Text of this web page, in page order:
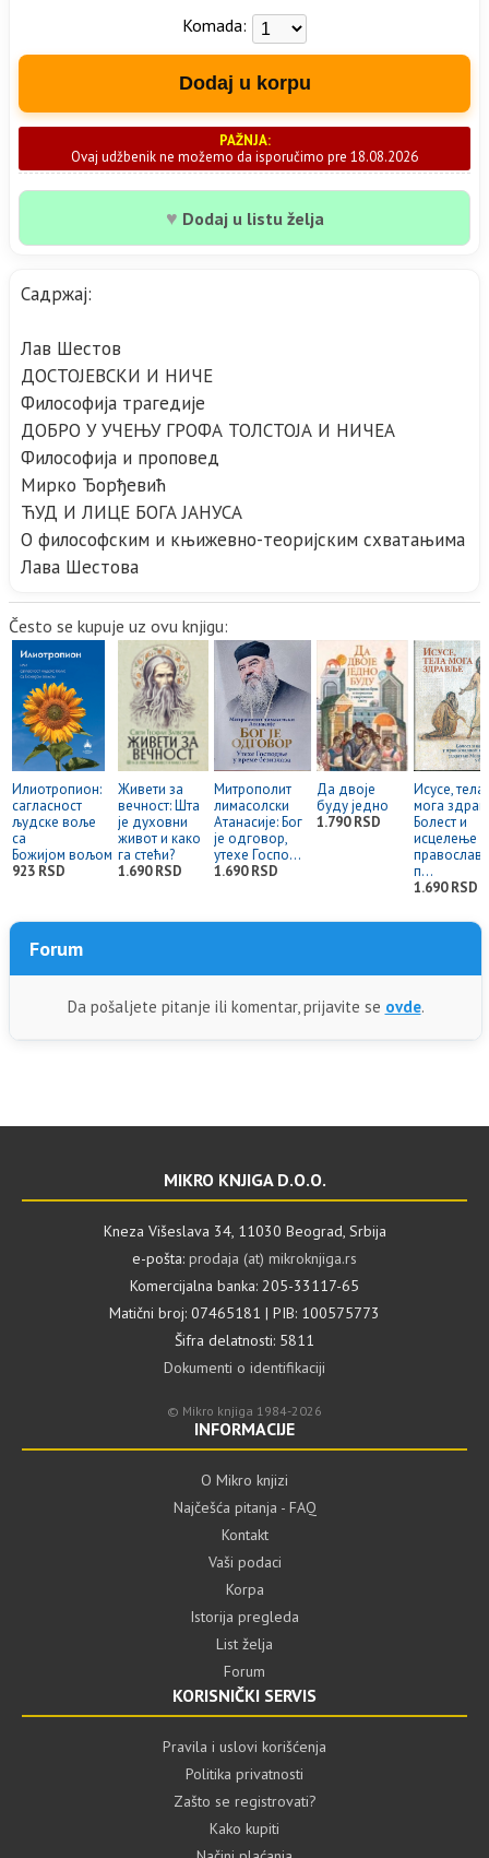
Komada:
Dodaj u korpu
PAŽNJA:
Ovaj udžbenik ne možemo da isporučimo pre 18.08.2026
♥ Dodaj u listu želja
Садржај:
Лав Шестов
ДОСТОЈЕВСКИ И НИЧЕ
Философија трагедије
ДОБРО У УЧЕЊУ ГРОФА ТОЛСТОЈА И НИЧЕА
Философија и проповед
Мирко Ђорђевић
ЋУД И ЛИЦЕ БОГА ЈАНУСА
О философским и књижевно-теоријским схватањима
Лава Шестова
Često se kupuje uz ovu knjigu:
Илиотропион:
сагласност
људске воље
са
Божијом вољом
923 RSD
Живeти за
вечност: Шта
је духовни
живот и како
га стећи?
1.690 RSD
Митрополит
лимасолски
Атанасије: Бог
је одговор,
утехе Госпо...
1.690 RSD
Да двоје
буду једно
1.790 RSD
Исусе, тела
мога
Болест и
исцелење у
п...
1.690 RSD
Forum
Da pošaljete pitanje ili komentar, prijavite se ovde.
MIKRO KNJIGA D.O.O.
Kneza Višeslava 34, 11030 Beograd, Srbija
e-pošta: prodaja (at) mikroknjiga.rs
Komercijalna banka: 205-33117-65
Matični broj: 07465181 | PIB: 100575773
Šifra delatnosti: 5811
Dokumenti o identifikaciji
© Mikro knjiga 1984-2026
INFORMACIJE
O Mikro knjizi
Najčešća pitanja - FAQ
Kontakt
Vaši podaci
Korpa
Istorija pregleda
List želja
Forum
KORISNIČKI SERVIS
Pravila i uslovi korišćenja
Politika privatnosti
Zašto se registrovati?
Kako kupiti